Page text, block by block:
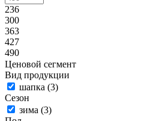
236
300
363
427
490
Ценовой сегмент
Вид продукции
шапка (3)
Сезон
зима (3)